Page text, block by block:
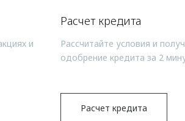
и
Расчет кредита
Рассчитайте условия и
одобрение кредита за 2
Расчет кредита